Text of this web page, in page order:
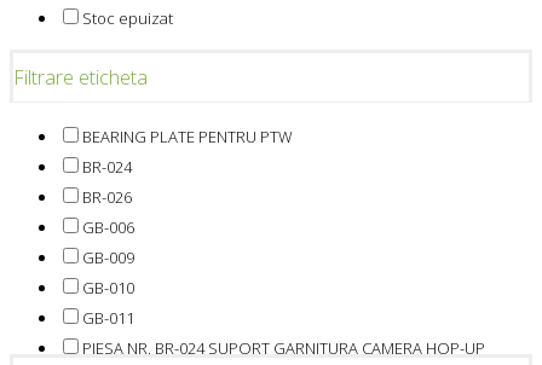
Stoc epuizat
Filtrare eticheta
BEARING PLATE PENTRU PTW
BR-024
BR-026
GB-006
GB-009
GB-010
GB-011
PIESA NR. BR-024 SUPORT GARNITURA CAMERA HOP-UP